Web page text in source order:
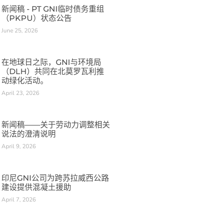
新闻稿 - PT GNI临时债务重组
（PKPU）状态公告
June 25, 2026
在地球日之际，GNI与环境局
（DLH）共同在北莫罗瓦利推
动绿化活动。
April 23, 2026
新闻稿——关于劳动力调整相关
说法的澄清说明
April 9, 2026
印尼GNI公司为跨苏拉威西公路
建设提供混凝土援助
April 7, 2026